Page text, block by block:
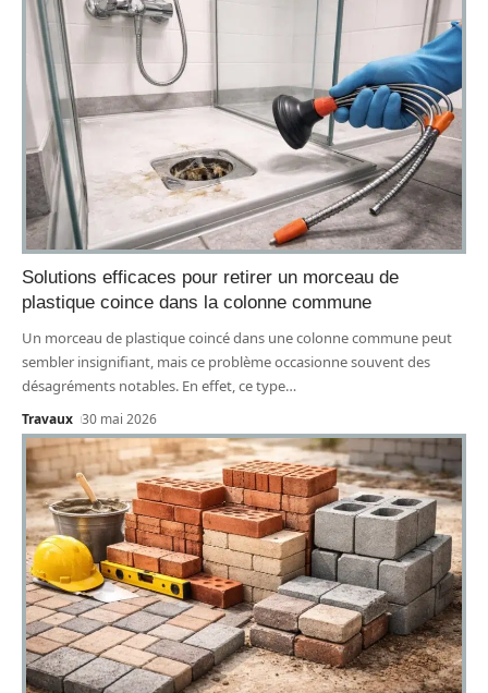
Solutions efficaces pour retirer un morceau de
plastique coince dans la colonne commune
Un morceau de plastique coincé dans une colonne commune peut
sembler insignifiant, mais ce problème occasionne souvent des
désagréments notables. En effet, ce type…
Travaux 30 mai 2026